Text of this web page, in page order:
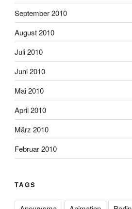
September 2010
August 2010
Juli 2010
Juni 2010
Mai 2010
April 2010
März 2010
Februar 2010
TAGS